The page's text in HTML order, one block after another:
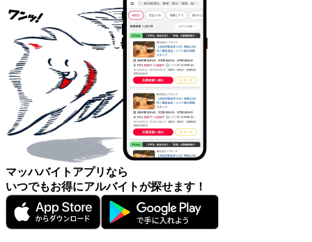
マッハバイトアプリなら
いつでもお得にアルバイトが探せます！